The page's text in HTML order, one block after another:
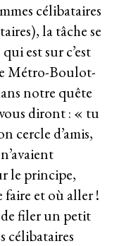
célibataires
la tâche se
est sur c’est
Métro-Boulot-
notre quête
diront : « tu
cercle d’amis,
le principe,
faire et où aller !
filer un petit
célibataires